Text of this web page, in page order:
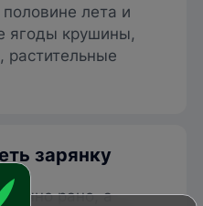
лета и
ягоды крушины,
растительные
зарянку
рано, а